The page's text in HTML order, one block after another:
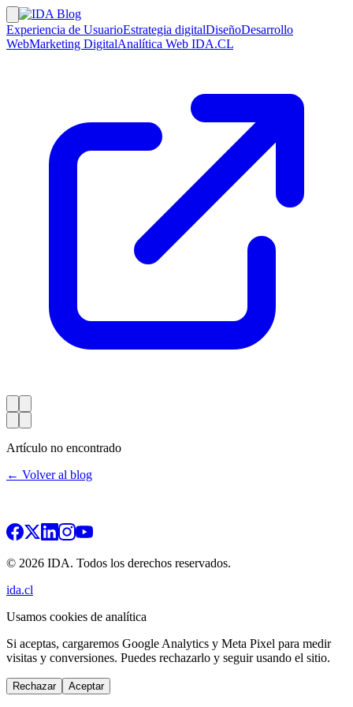
Experiencia de UsuarioEstrategia digitalDiseñoDesarrollo
WebMarketing DigitalAnalítica Web IDA.CL
Artículo no encontrado
← Volver al blog
© 2026 IDA. Todos los derechos reservados.
ida.cl
Usamos cookies de analítica
Si aceptas, cargaremos Google Analytics y Meta Pixel para medir
visitas y conversiones. Puedes rechazarlo y seguir usando el sitio.
Rechazar Aceptar